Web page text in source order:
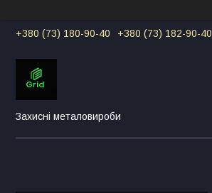
+380 (73) 180-90-40 +380 (73) 182-90-40
Захисні металовироби